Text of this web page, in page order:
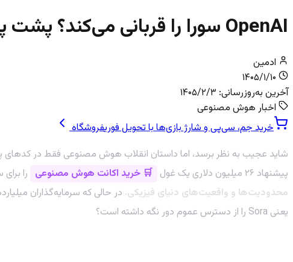
OpenAI سورا را قربانی می‌کند؟ پشت پرده سرمایه‌گذاری‌های میلیارد دلاری در هوش مصنوعی
ادمین
۱۴۰۵/۱/۱۰
آخرین به‌روزرسانی: ۱۴۰۵/۲/۳
اخبار هوش مصنوعی
خرید جم، سی‌پی و شارژ بازی‌ها با تحویل فوریفروشگاه
پیشنهاد ۲۶ میلیون دلاری یک غول
🛒 خرید اکانت هوش مصنوعی را
محدودیت‌ها و واقعیت‌های دنیای فیزیکی.
یعنی Sora را از دسترس عموم دور نگه داشته است؟